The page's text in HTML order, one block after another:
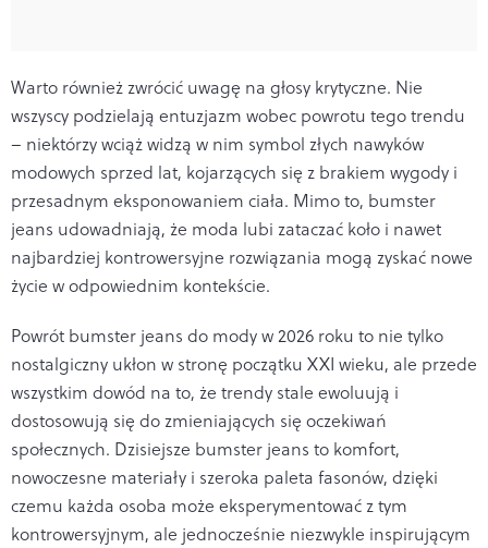
Warto również zwrócić uwagę na głosy krytyczne. Nie
wszyscy podzielają entuzjazm wobec powrotu tego trendu
– niektórzy wciąż widzą w nim symbol złych nawyków
modowych sprzed lat, kojarzących się z brakiem wygody i
przesadnym eksponowaniem ciała. Mimo to, bumster
jeans udowadniają, że moda lubi zataczać koło i nawet
najbardziej kontrowersyjne rozwiązania mogą zyskać nowe
życie w odpowiednim kontekście.
Powrót bumster jeans do mody w 2026 roku to nie tylko
nostalgiczny ukłon w stronę początku XXI wieku, ale przede
wszystkim dowód na to, że trendy stale ewoluują i
dostosowują się do zmieniających się oczekiwań
społecznych. Dzisiejsze bumster jeans to komfort,
nowoczesne materiały i szeroka paleta fasonów, dzięki
czemu każda osoba może eksperymentować z tym
kontrowersyjnym, ale jednocześnie niezwykle inspirującym